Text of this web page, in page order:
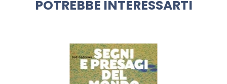
POTREBBE INTERESSARTI